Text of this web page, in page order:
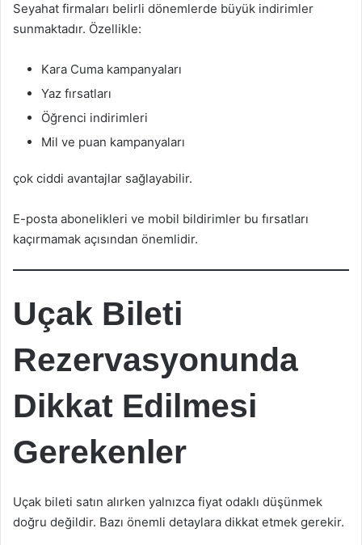
Seyahat firmaları belirli dönemlerde büyük indirimler
sunmaktadır. Özellikle:
Kara Cuma kampanyaları
Yaz fırsatları
Öğrenci indirimleri
Mil ve puan kampanyaları
çok ciddi avantajlar sağlayabilir.
E-posta abonelikleri ve mobil bildirimler bu fırsatları
kaçırmamak açısından önemlidir.
Uçak Bileti
Rezervasyonunda
Dikkat Edilmesi
Gerekenler
Uçak bileti satın alırken yalnızca fiyat odaklı düşünmek
doğru değildir. Bazı önemli detaylara dikkat etmek gerekir.